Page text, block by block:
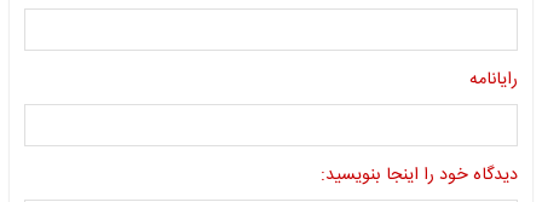
رایانامه
دیدگاه خود را اینجا بنویسید: